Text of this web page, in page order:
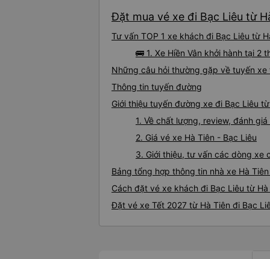
Đặt mua vé xe đi Bạc Liêu từ
Tư vấn TOP 1 xe khách đi Bạc Liêu từ
🚌 1. Xe Hiền Vân khởi hành tại 2
Những câu hỏi thường gặp về tuyến xe
Thông tin tuyến đường
Giới thiệu tuyến đường xe đi Bạc Liêu
1. Về chất lượng, review, đánh
2. Giá vé xe Hà Tiên - Bạc Liêu
3. Giới thiệu, tư vấn các dòng xe
Bảng tổng hợp thông tin nhà xe Hà
Cách đặt vé xe khách đi Bạc Liêu từ
Đặt vé xe Tết 2027 từ Hà Tiên đi Bạc